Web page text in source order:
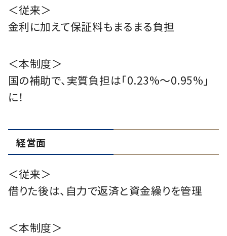
＜従来＞
金利に加えて保証料もまるまる負担
＜本制度＞
国の補助で、実質負担は「0.23%〜0.95%」
に！
経営面
＜従来＞
借りた後は、自力で返済と資金繰りを管理
＜本制度＞